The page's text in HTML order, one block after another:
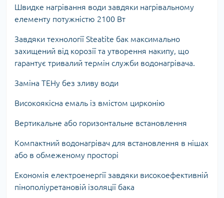
Швидке нагрівання води завдяки нагрівальному
елементу потужністю 2100 Вт
Завдяки технології Steatite бак максимально
захищений від корозії та утворення накипу, що
гарантує тривалий термін служби водонагрівача.
Заміна ТЕНу без зливу води
Високоякісна емаль із вмістом цирконію
Вертикальне або горизонтальне встановлення
Компактний водонагрівач для встановлення в нішах
або в обмеженому просторі
Економія електроенергії завдяки високоефективній
пінополіуретановій ізоляції бака